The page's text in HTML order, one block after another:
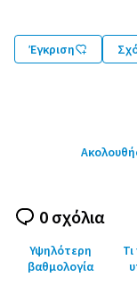
Έγκριση
0 σχόλια
Υψηλότερη
βαθμολογία